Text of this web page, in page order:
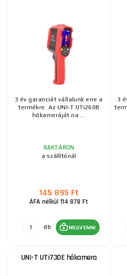
A hőkamerák ideálisak
például elektromos
építőanyagok és sok más
diagnosztizálására
.
szabad szemmel nem
a karbantartás és a
eszköze.
A hőkamerák, mint például
külső hatásokkal szemben,
zseblámpa, az állványra
3 év garanciát vállalunk erre a
termékre. Az UNI-T UTi260B
hőkameráját na ...
RAKTÁRON
a szállítónál
145 895 Ft
ÁFA nélkül 114 878 Ft
db MEGVENNI
3
UNI-T UTi730E hőkamera